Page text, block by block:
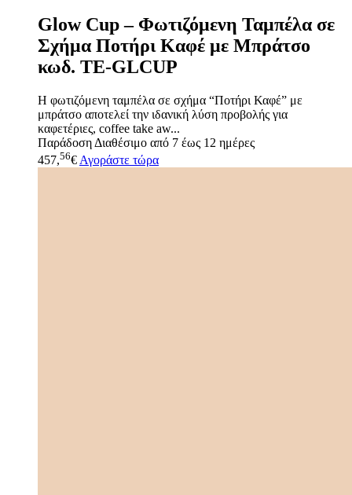
Glow Cup – Φωτιζόμενη Ταμπέλα σε
Σχήμα Ποτήρι Καφέ με Μπράτσο
κωδ. TE-GLCUP
Η φωτιζόμενη ταμπέλα σε σχήμα “Ποτήρι Καφέ” με
μπράτσο αποτελεί την ιδανική λύση προβολής για
καφετέριες, coffee take aw...
Παράδοση Διαθέσιμο από 7 έως 12 ημέρες
457,56€ Αγοράστε τώρα